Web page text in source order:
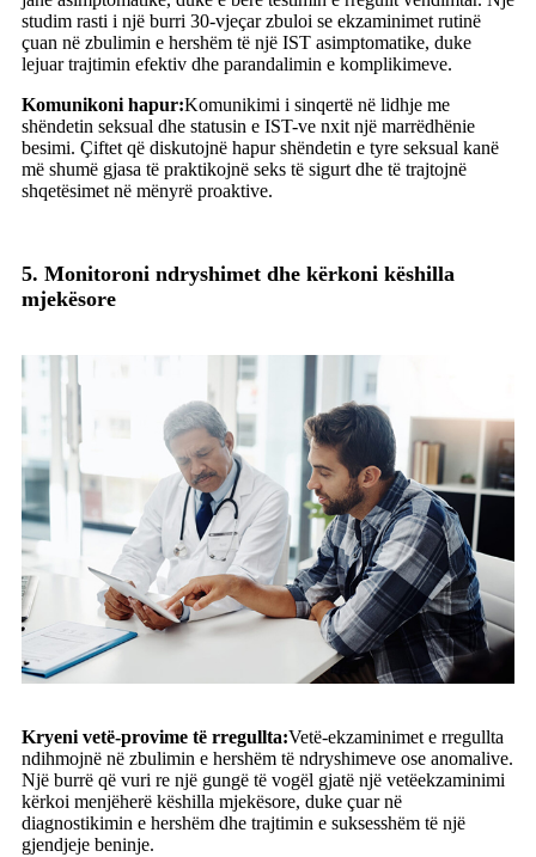
studim rasti i një burri 30-vjeçar zbuloi se ekzaminimet rutinë
çuan në zbulimin e hershëm të një IST asimptomatike, duke
lejuar trajtimin efektiv dhe parandalimin e komplikimeve.
Komunikoni hapur:Komunikimi i sinqertë në lidhje me
shëndetin seksual dhe statusin e IST-ve nxit një marrëdhënie
besimi. Çiftet që diskutojnë hapur shëndetin e tyre seksual kanë
më shumë gjasa të praktikojnë seks të sigurt dhe të trajtojnë
shqetësimet në mënyrë proaktive.
5. Monitoroni ndryshimet dhe kërkoni këshilla
mjekësore
Kryeni vetë-provime të rregullta:Vetë-ekzaminimet e rregullta
ndihmojnë në zbulimin e hershëm të ndryshimeve ose anomalive.
Një burrë që vuri re një gungë të vogël gjatë një vetëekzaminimi
kërkoi menjëherë këshilla mjekësore, duke çuar në
diagnostikimin e hershëm dhe trajtimin e suksesshëm të një
gjendjeje beninje.